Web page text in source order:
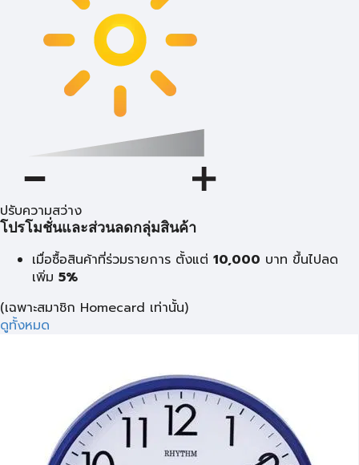
ปรับความสว่าง
โปรโมชั่นและส่วนลดกลุ่มสินค้า
เมื่อซื้อสินค้าที่ร่วมรายการ ตั้งแต่ 10,000 บาท ขึ้นไปลด
เพิ่ม 5%
(เฉพาะสมาชิก Homecard เท่านั้น)
ดูทั้งหมด